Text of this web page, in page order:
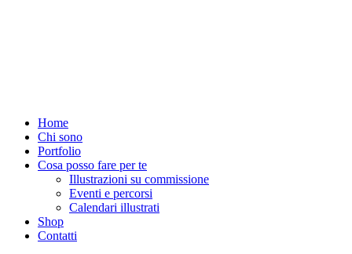
Home
Chi sono
Portfolio
Cosa posso fare per te
Illustrazioni su commissione
Eventi e percorsi
Calendari illustrati
Shop
Contatti